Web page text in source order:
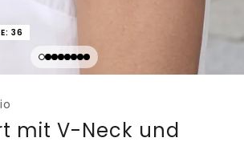
36
mit V-Neck und